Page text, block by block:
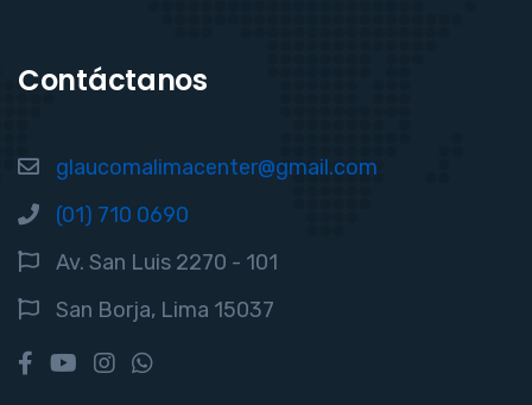
Contáctanos
glaucomalimacenter@gmail.com
(01) 710 0690
Av. San Luis 2270 - 101
San Borja, Lima 15037